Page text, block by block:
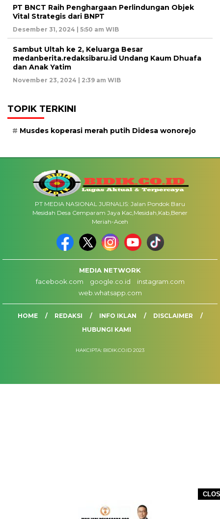
PT BNCT Raih Penghargaan Perlindungan Objek
Vital Strategis dari BNPT
Desember 31, 2024 | 5:50 am WIB
Sambut Ultah ke 2, Keluarga Besar
medanberita.redaksibaru.id Undang Kaum Dhuafa
dan Anak Yatim
November 23, 2024 | 2:39 am WIB
TOPIK TERKINI
Musdes koperasi merah putih Didesa wonorejo
PT MEDIA NASIONAL JURNALIS: Jalan Pondok Baru
Mesidah Desa Cemparam Jaya Kac,Mesidah,Kab,Bener
Meriah-Aceh
MEDIA NETWORK
facebook.com
google.co.id
instagram.com
web.whatsapp.com
HOME REDAKSI INFO IKLAN
DISCLAIMER
HUBUNGI KAMI
HAKCIPTA: BIDIK.CO.ID 2023